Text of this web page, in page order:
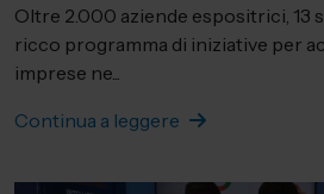
Oltre 2.000 aziende espositrici, 13
ricco programma di iniziative per
imprese ne...
Continua a leggere